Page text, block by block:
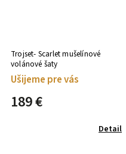
Trojset- Scarlet mušelínové
volánové šaty
Ušijeme pre vás
189 €
Detail